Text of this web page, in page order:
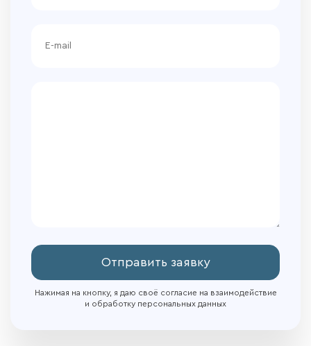
Отправить заявку
Нажимая на кнопку, я даю своё согласие на взаимодействие
и обработку персональных данных